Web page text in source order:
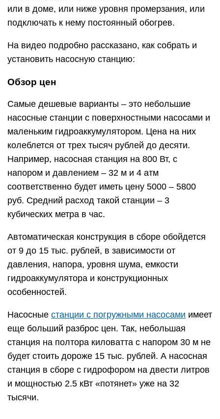
или в доме, или ниже уровня промерзания, или
подключать к нему постоянный обогрев.
На видео подробно рассказано, как собрать и
установить насосную станцию:
Обзор цен
Самые дешевые варианты – это небольшие
насосные станции с поверхностными насосами и
маленьким гидроаккумулятором. Цена на них
колеблется от трех тысяч рублей до десяти.
Например, насосная станция на 800 Вт, с
напором и давлением – 32 м и 4 атм
соответственно будет иметь цену 5000 – 5800
руб. Средний расход такой станции – 3
кубических метра в час.
Автоматическая конструкция в сборе обойдется
от 9 до 15 тыс. рублей, в зависимости от
давления, напора, уровня шума, емкости
гидроаккумулятора и конструкционных
особенностей.
Насосные станции с погружными насосами имеет
еще больший разброс цен. Так, небольшая
станция на полтора киловатта с напором 30 м не
будет стоить дороже 15 тыс. рублей. А насосная
станция в сборе с гидрофором на двести литров
и мощностью 2.5 кВт «потянет» уже на 32
тысячи.